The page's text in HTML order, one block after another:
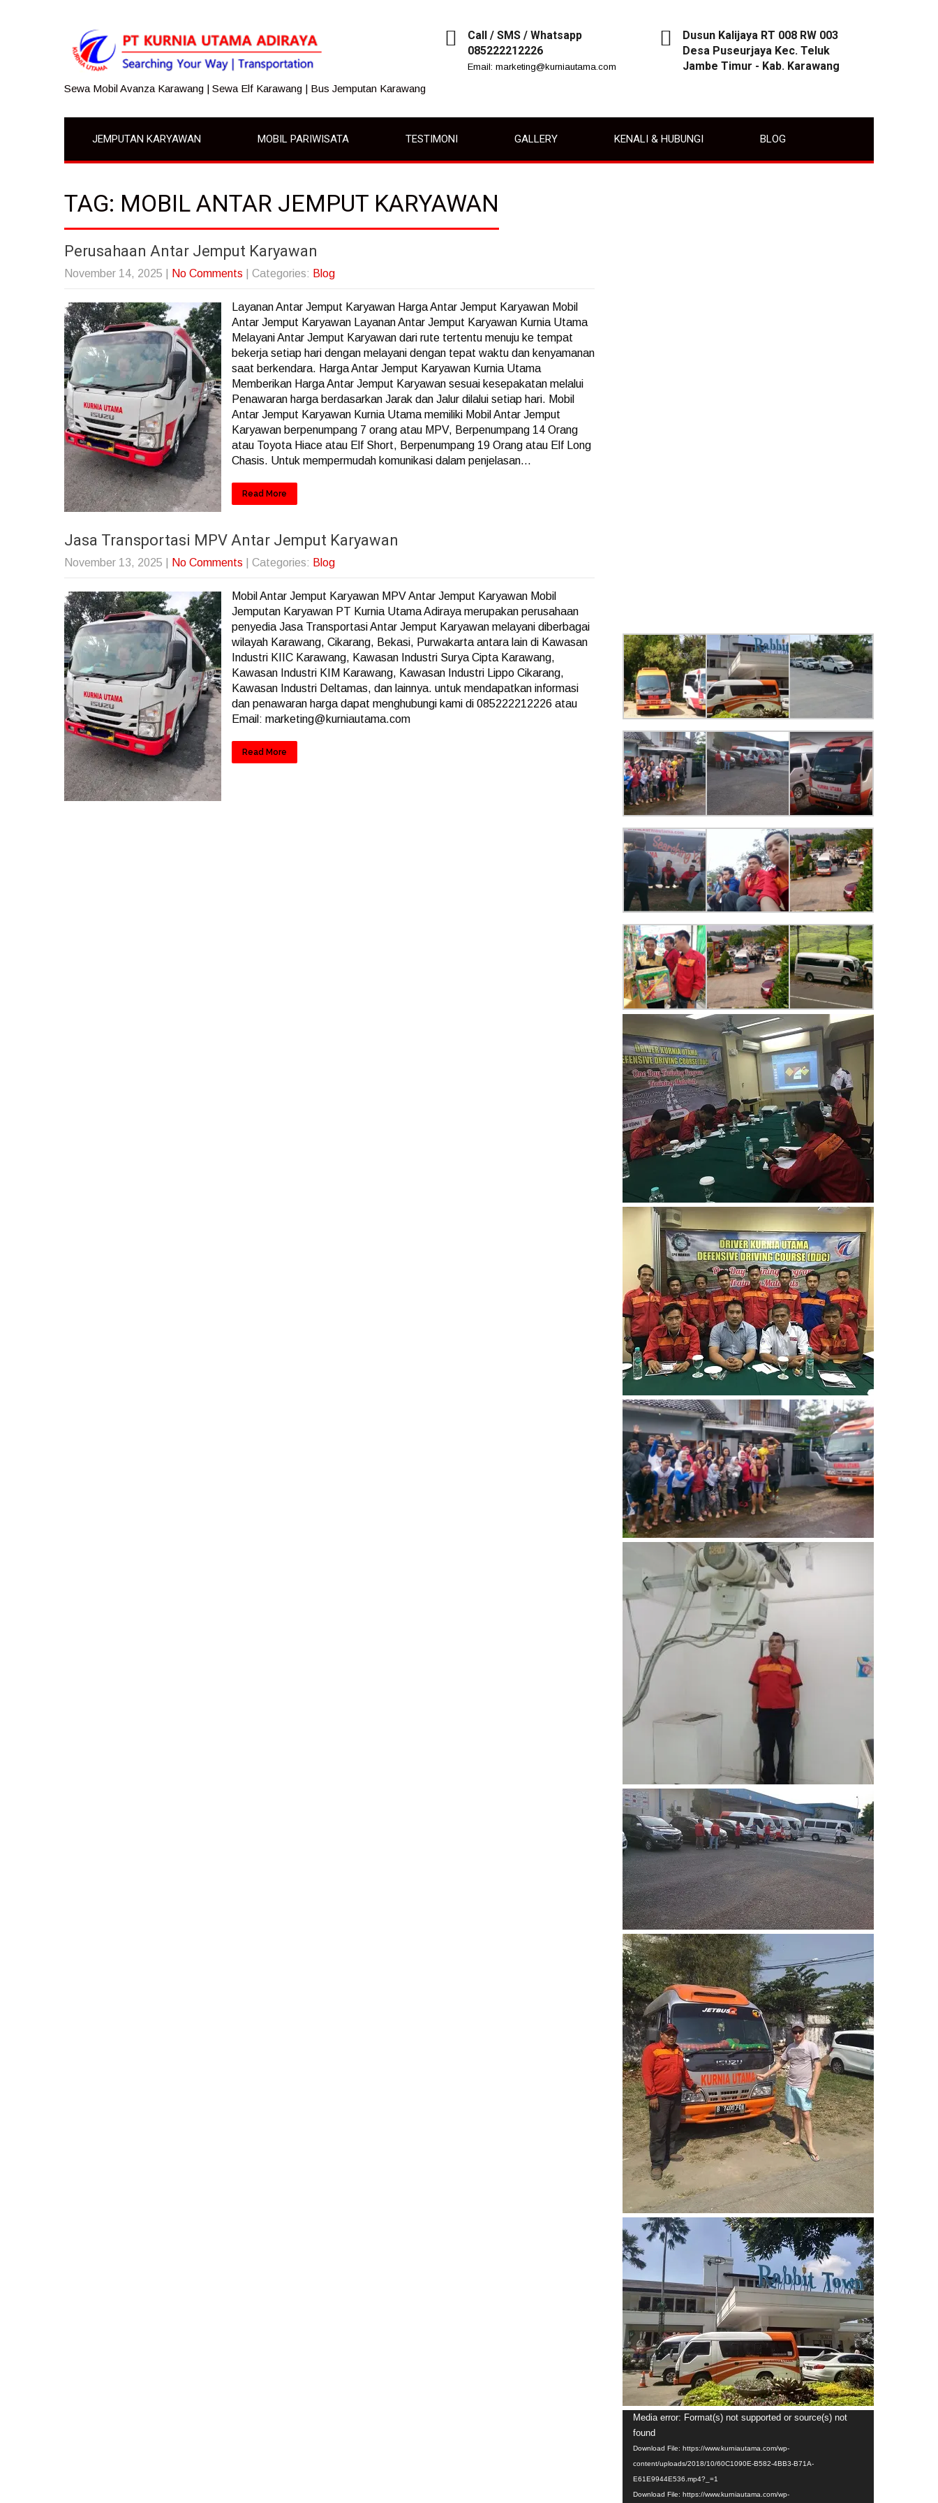
Sewa Mobil Avanza Karawang | Sewa Elf Karawang | Bus Jemputan Karawang
Call / SMS / Whatsapp
085222212226
Email: marketing@kurniautama.com
Dusun Kalijaya RT 008 RW 003
Desa Puseurjaya Kec. Teluk
Jambe Timur - Kab. Karawang
JEMPUTAN KARYAWAN MOBIL PARIWISATA TESTIMONI GALLERY KENALI & HUBUNGI BLOG
TAG: MOBIL ANTAR JEMPUT KARYAWAN
Perusahaan Antar Jemput Karyawan
November 14, 2025 No Comments | Categories: Blog
Layanan Antar Jemput Karyawan Harga Antar Jemput Karyawan Mobil
Antar Jemput Karyawan Layanan Antar Jemput Karyawan Kurnia Utama
Melayani Antar Jemput Karyawan dari rute tertentu menuju ke tempat
bekerja setiap hari dengan melayani dengan tepat waktu dan kenyamanan
saat berkendara. Harga Antar Jemput Karyawan Kurnia Utama
Memberikan Harga Antar Jemput Karyawan sesuai kesepakatan melalui
Penawaran harga berdasarkan Jarak dan Jalur dilalui setiap hari. Mobil
Antar Jemput Karyawan Kurnia Utama memiliki Mobil Antar Jemput
Karyawan berpenumpang 7 orang atau MPV, Berpenumpang 14 Orang
atau Toyota Hiace atau Elf Short, Berpenumpang 19 Orang atau Elf Long
Chasis. Untuk mempermudah komunikasi dalam penjelasan...
Read More
Jasa Transportasi MPV Antar Jemput Karyawan
November 13, 2025 No Comments | Categories: Blog
Mobil Antar Jemput Karyawan MPV Antar Jemput Karyawan Mobil
Jemputan Karyawan PT Kurnia Utama Adiraya merupakan perusahaan
penyedia Jasa Transportasi Antar Jemput Karyawan melayani diberbagai
wilayah Karawang, Cikarang, Bekasi, Purwakarta antara lain di Kawasan
Industri KIIC Karawang, Kawasan Industri Surya Cipta Karawang,
Kawasan Industri KIM Karawang, Kawasan Industri Lippo Cikarang,
Kawasan Industri Deltamas, dan lainnya. untuk mendapatkan informasi
dan penawaran harga dapat menghubungi kami di 085222212226 atau
Email: marketing@kurniautama.com
Read More
Video
Player
Media error: Format(s) not supported or source(s) not
found
Download File: https://www.kurniautama.com/wp-
content/uploads/2018/10/60C1090E-B582-4BB3-B71A-
E61E9944E536.mp4?_=1
Download File: https://www.kurniautama.com/wp-